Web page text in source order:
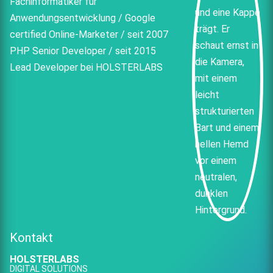
Anwendungsentwicklung / Google
certified Online-Marketer / seit 2007
PHP Senior Developer / seit 2015
Lead Developer bei HOLSTERLABS
Kontakt
HOLSTERLABS
DIGITAL SOLUTIONS